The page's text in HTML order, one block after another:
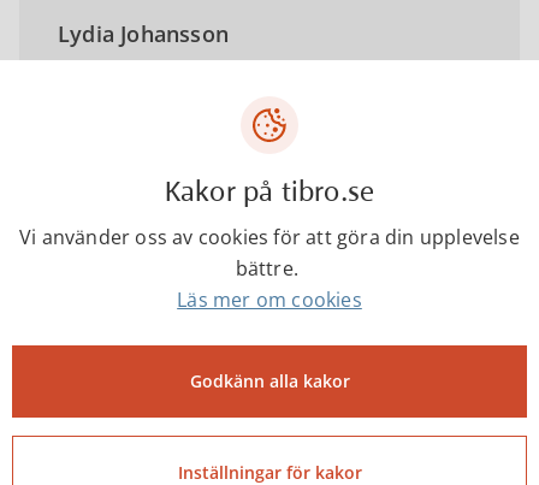
Lydia Johansson
lydia.johansson@tibro.se
0504-18564
Tibro kommun
0504-18000
Kakor på tibro.se
Vi använder oss av cookies för att göra din upplevelse
bättre.
Läs mer om cookies
Godkänn alla kakor
Inställningar för kakor